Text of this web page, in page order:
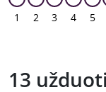
1 2 3 4 5
13